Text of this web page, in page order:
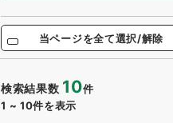
当ページを全て選択/解除
検索結果数 10件
1 ~ 10件を表示